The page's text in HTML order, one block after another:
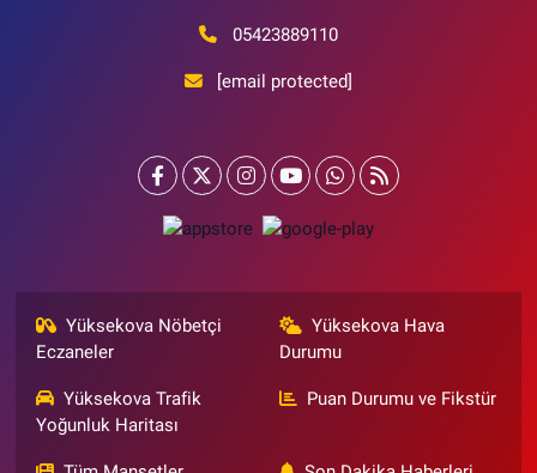
05423889110
[email protected]
Yüksekova Nöbetçi
Eczaneler
Yüksekova Hava
Durumu
Yüksekova Trafik
Yoğunluk Haritası
Puan Durumu ve Fikstür